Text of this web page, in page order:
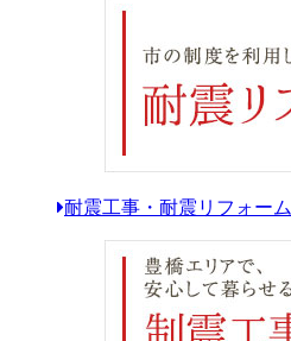
耐震工事・耐震リフォーム